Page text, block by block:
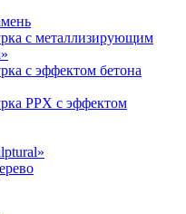
с металлизирующим
с эффектом бетона
PPX с эффектом